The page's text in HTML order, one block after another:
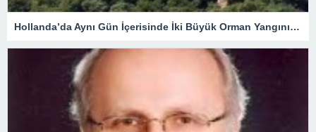
Hollanda’da Aynı Gün İçerisinde İki Büyük Orman Yangını Çıktı.